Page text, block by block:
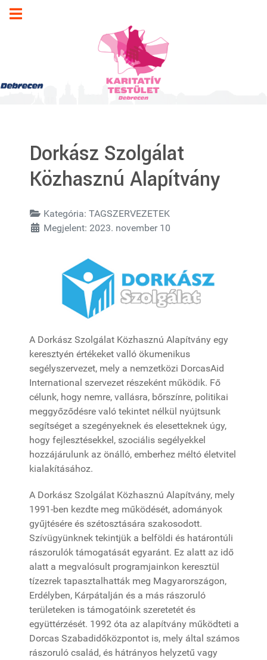
Dorkász Szolgálat
Közhasznú Alapítvány
Kategória: TAGSZERVEZETEK
Megjelent: 2023. november 10
A Dorkász Szolgálat Közhasznú Alapítvány egy
keresztyén értékeket valló ökumenikus
segélyszervezet, mely a nemzetközi DorcasAid
International szervezet részeként működik. Fő
célunk, hogy nemre, vallásra, bőrszínre, politikai
meggyőződésre való tekintet nélkül nyújtsunk
segítséget a szegényeknek és elesetteknek úgy,
hogy fejlesztésekkel, szociális segélyekkel
hozzájárulunk az önálló, emberhez méltó életvitel
kialakításához.
A Dorkász Szolgálat Közhasznú Alapítvány, mely
1991-ben kezdte meg működését, adományok
gyűjtésére és szétosztására szakosodott.
Szívügyünknek tekintjük a belföldi és határontúli
rászorulók támogatását egyaránt. Ez alatt az idő
alatt a megvalósult programjainkon keresztül
tízezrek tapasztalhatták meg Magyarországon,
Erdélyben, Kárpátalján és a más rászoruló
területeken is támogatóink szeretetét és
együttérzését. 1992 óta az alapítvány működteti a
Dorcas Szabadidőközpontot is, mely által számos
rászoruló család, és hátrányos helyzetű vagy